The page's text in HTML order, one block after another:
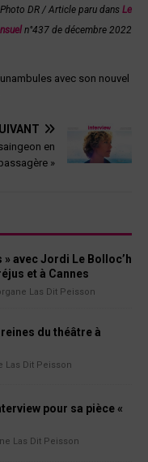
DR / Article paru dans Le
n°437 de décembre 2022
avec son nouvel
en
»
avec Jordi Le Bolloc’h
et à Cannes
Las Dit Peisson
du théâtre à
Las Dit Peisson
pour sa pièce «
Las Dit Peisson